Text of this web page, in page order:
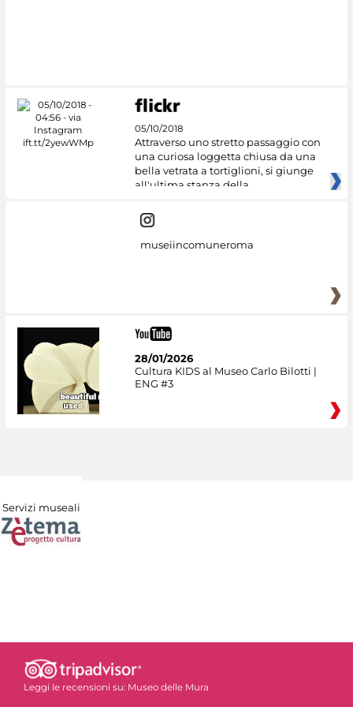
05/10/2018
Attraverso uno stretto passaggio con
una curiosa loggetta chiusa da una
bella vetrata a tortiglioni, si giunge
all'ultima stanza della
museiincomuneroma
28/01/2026
Cultura KIDS al Museo Carlo Bilotti |
ENG #3
Servizi museali
Leggi le recensioni su: Museo delle Mura